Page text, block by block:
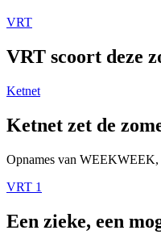
VRT
VRT scoort deze
Ketnet
Ketnet zet de
Opnames van
VRT 1
Een zieke, een